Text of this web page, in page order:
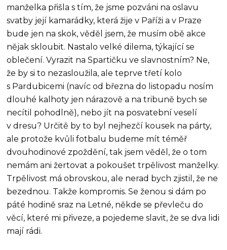
manželka přišla s tím, že jsme pozváni na oslavu
svatby její kamarádky, která žije v Paříži a v Praze
bude jen na skok, věděl jsem, že musím obě akce
nějak skloubit. Nastalo velké dilema, týkající se
oblečení. Vyrazit na Spartičku ve slavnostním? Ne,
že by si to nezasloužila, ale teprve třetí kolo
s Pardubicemi (navíc od března do listopadu nosím
dlouhé kalhoty jen nárazově a na tribuně bych se
necítil pohodlně), nebo jít na posvatební veselí
v dresu? Určitě by to byl nejhezčí kousek na párty,
ale protože kvůli fotbalu budeme mít téměř
dvouhodinové zpoždění, tak jsem věděl, že o tom
nemám ani žertovat a pokoušet trpělivost manželky.
Trpělivost má obrovskou, ale nerad bych zjistil, že ne
bezednou. Takže kompromis. Se ženou si dám po
páté hodině sraz na Letné, někde se převleču do
věcí, které mi přiveze, a pojedeme slavit, že se dva lidi
mají rádi.